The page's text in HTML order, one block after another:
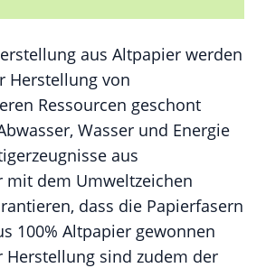
aus Altpapier werden
Herstellung von
Ressourcen geschont
Wasser und Energie
aus
mit dem Umweltzeichen
dass die Papierfasern
100% Altpapier gewonnen
Herstellung sind zudem der